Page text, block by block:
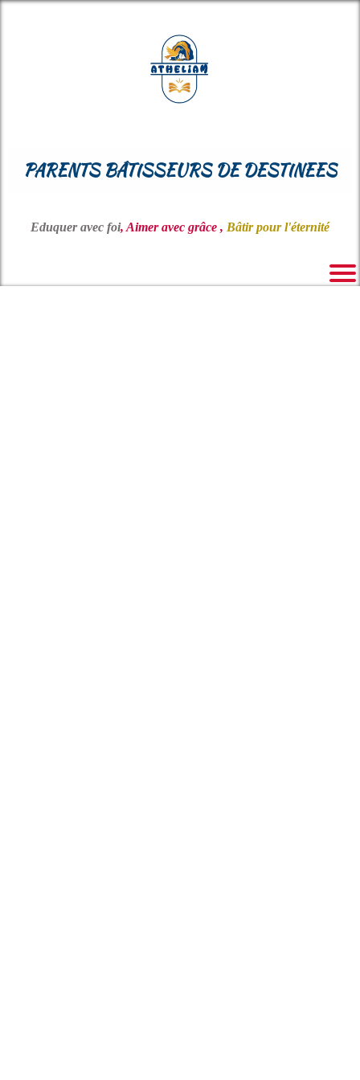
PARENTS BÂTISSEURS DE DESTINEES
Eduquer avec foi, Aimer avec grâce , Bâtir pour l'éternité